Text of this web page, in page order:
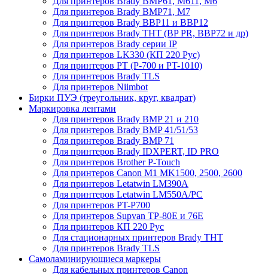
Для принтеров Brady BMP71, M7
Для принтеров Brady BBP11 и BBP12
Для принтеров Brady THT (BP PR, BBP72 и др)
Для принтеров Brady серии IP
Для принтеров LK330 (КП 220 Рус)
Для принтеров PT (P-700 и PT-1010)
Для принтеров Brady TLS
Для принтеров Niimbot
Бирки ПУЭ (треугольник, круг, квадрат)
Маркировка лентами
Для принтеров Brady BMP 21 и 210
Для принтеров Brady BMP 41/51/53
Для принтеров Brady BMP 71
Для принтеров Brady IDXPERT, ID PRO
Для принтеров Brother P-Touch
Для принтеров Canon M1 MK1500, 2500, 2600
Для принтеров Letatwin LM390A
Для принтеров Letatwin LM550A/PC
Для принтеров PT-P700
Для принтеров Supvan TP-80E и 76E
Для принтеров КП 220 Рус
Для стационарных принтеров Brady THT
Для принтеров Brady TLS
Самоламинирующиеся маркеры
Для кабельных принтеров Canon